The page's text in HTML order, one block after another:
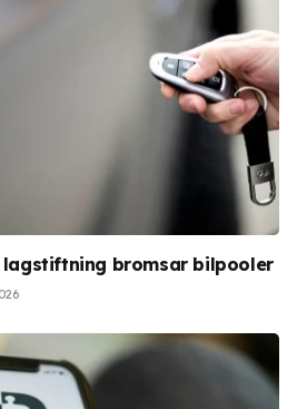
lagstiftning bromsar bilpooler